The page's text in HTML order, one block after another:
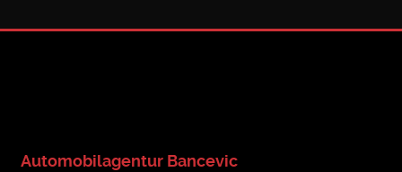
Automobilagentur Bancevic